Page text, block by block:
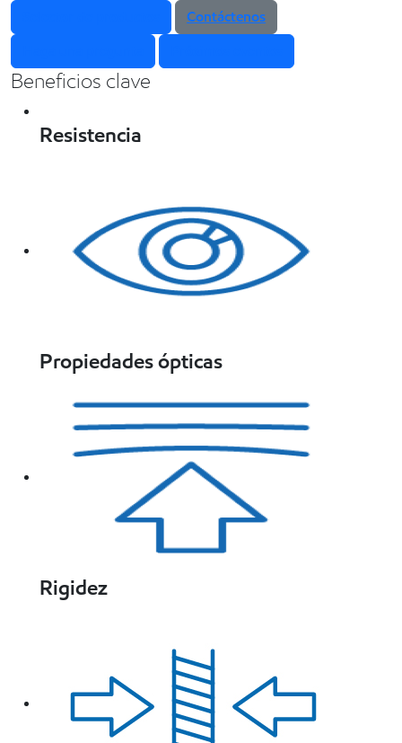
Contáctenos
Beneficios clave
Resistencia
Propiedades ópticas
Rigidez